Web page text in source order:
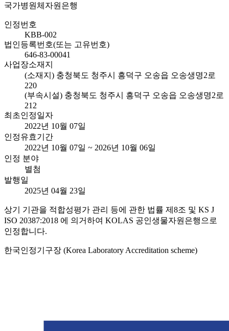
국가병원체자원은행
인정번호
KBB-002
법인등록번호(또는 고유번호)
646-83-00041
사업장소재지
(소재지) 충청북도 청주시 흥덕구 오송읍 오송생명2로
220
(부속시설) 충청북도 청주시 흥덕구 오송읍 오송생명2로
212
최초인정일자
2022년 10월 07일
인정유효기간
2022년 10월 07일 ~ 2026년 10월 06일
인정 분야
별첨
발행일
2025년 04월 23일
상기 기관을 적합성평가 관리 등에 관한 법률 제8조 및 KS J
ISO 20387:2018 에 의거하여 KOLAS 공인생물자원은행으로
인정합니다.
한국인정기구장 (Korea Laboratory Accreditation scheme)